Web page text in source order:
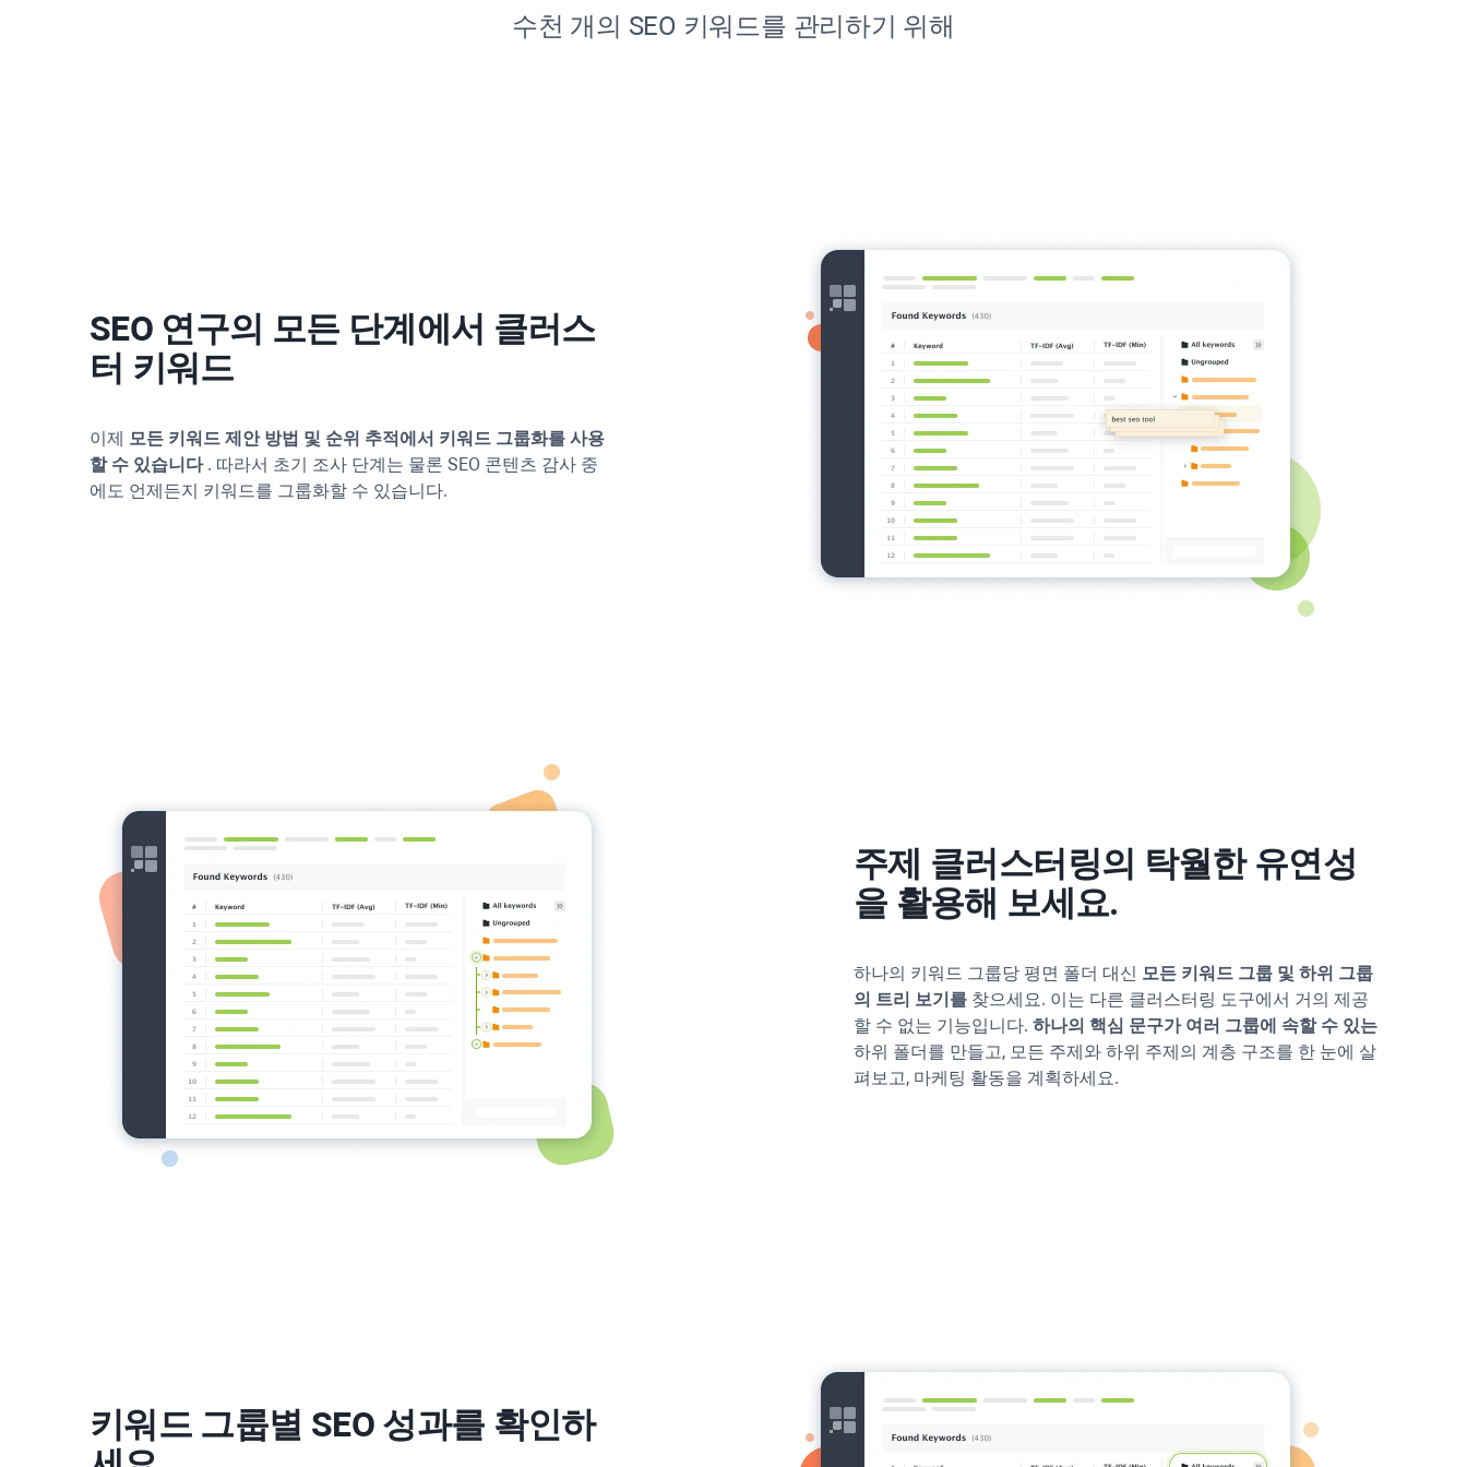
수천 개의 SEO 키워드를 관리하기 위해
SEO 연구의 모든 단계에서 클러스
터 키워드
이제 모든 키워드 제안 방법 및 순위 추적에서 키워드 그룹화를 사용
할 수 있습니다. 따라서 초기 조사 단계는 물론 SEO 콘텐츠 감사 중
에도 언제든지 키워드를 그룹화할 수 있습니다.
주제 클러스터링의 탁월한 유연성
을 활용해 보세요.
하나의 키워드 그룹당 평면 폴더 대신 모든 키워드 그룹 및 하위 그룹
의 트리 보기를 찾으세요. 이는 다른 클러스터링 도구에서 거의 제공
할 수 없는 기능입니다. 하나의 핵심 문구가 여러 그룹에 속할 수 있는
하위 폴더를 만들고, 모든 주제와 하위 주제의 계층 구조를 한 눈에 살
펴보고, 마케팅 활동을 계획하세요.
키워드 그룹별 SEO 성과를 확인하